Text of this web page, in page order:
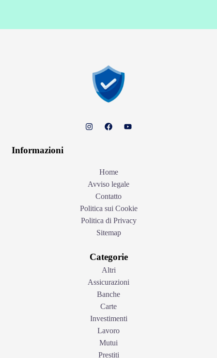
Informazioni
Home
Avviso legale
Contatto
Politica sui Cookie
Politica di Privacy
Sitemap
Categorie
Altri
Assicurazioni
Banche
Carte
Investimenti
Lavoro
Mutui
Prestiti